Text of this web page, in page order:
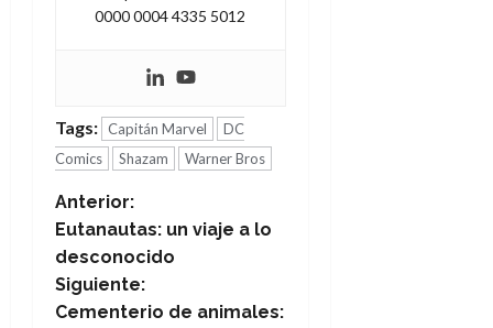
0000 0004 4335 5012
Tags: Capitán Marvel
DC
Comics
Shazam Warner Bros
N
a
v
Anterior:
Eutanautas: un viaje a lo
desconocido
Siguiente:
Cementerio de animales: